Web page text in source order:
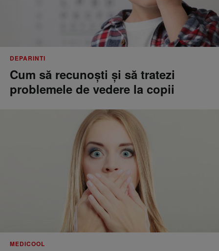
DEPARINTI
Cum să recunoști și să tratezi
problemele de vedere la copii
MEDICOOL